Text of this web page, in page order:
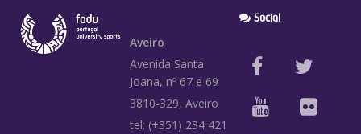
Aveiro
Avenida Santa
Joana, nº 67 e 69
3810-329, Aveiro
tel: (+351) 234 421
Social